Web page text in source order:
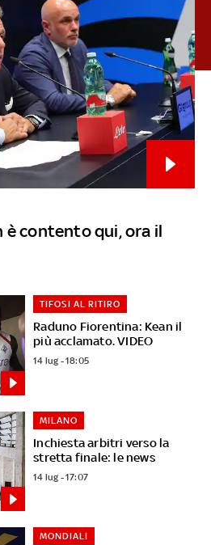
è contento qui, ora il
Raduno Fiorentina: Kean il
più acclamato. VIDEO
TIFOSI AL RITIRO
14 lug - 18:05
Inchiesta arbitri verso la
stretta finale: le news
MILANO
14 lug - 17:07
MONDIALI